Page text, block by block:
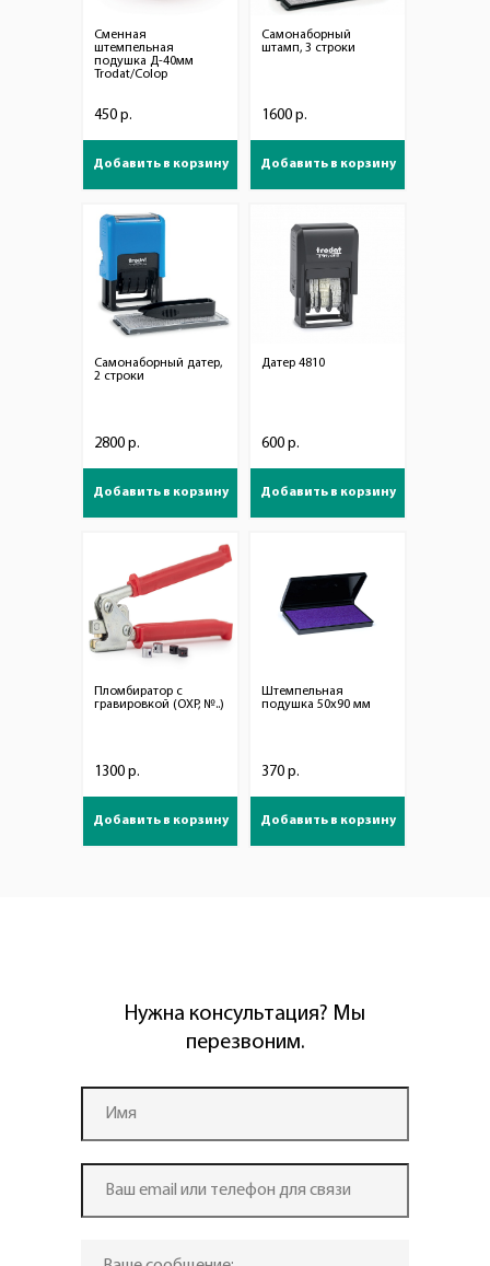
Сменная
штемпельная
подушка Д-40мм
Trodat/Colop
450 р.
Добавить в корзину
Самонаборный
штамп, 3 строки
1600 р.
Добавить в корзину
Самонаборный датер,
2 строки
2800 р.
Добавить в корзину
Датер 4810
600 р.
Добавить в корзину
Пломбиратор с
гравировкой (ОХР, №..)
1300 р.
Добавить в корзину
Штемпельная
подушка 50х90 мм
370 р.
Добавить в корзину
Нужна консультация? Мы
перезвоним.